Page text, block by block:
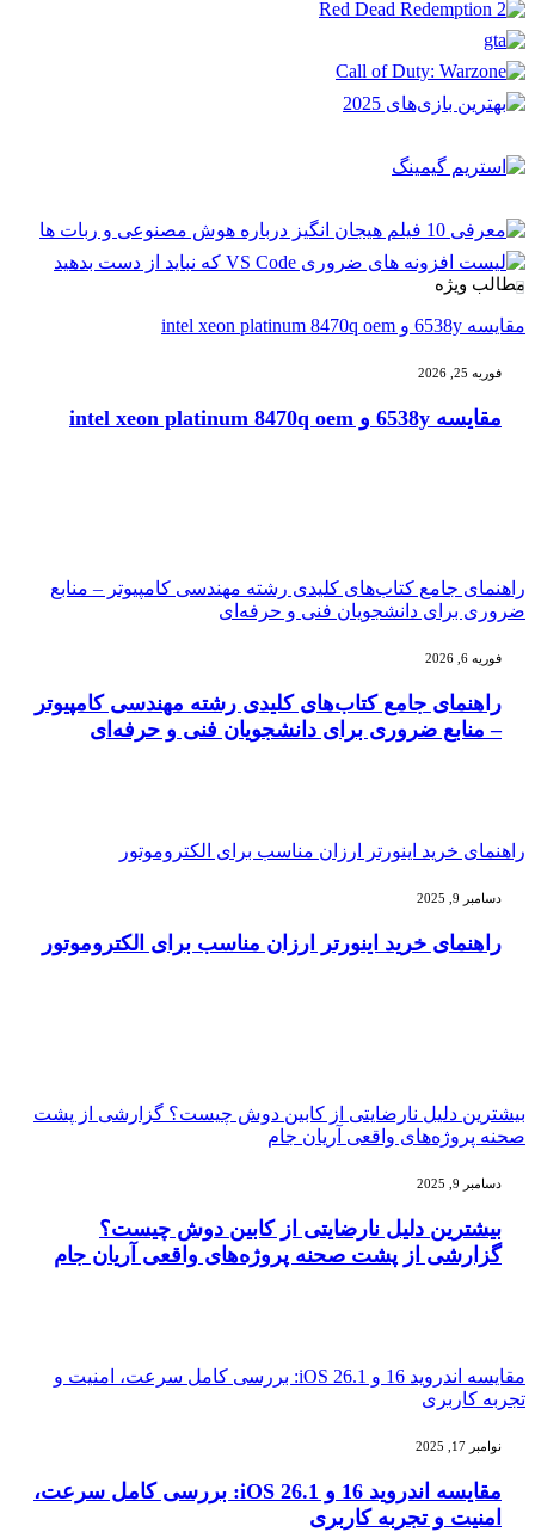
مطالب ویژه
مقایسه 6538y و intel xeon platinum 8470q oem
فوریه 25, 2026
مقایسه 6538y و intel xeon platinum 8470q oem
راهنمای جامع کتاب‌های کلیدی رشته مهندسی کامپیوتر – منابع
ضروری برای دانشجویان فنی و حرفه‌ای
فوریه 6, 2026
راهنمای جامع کتاب‌های کلیدی رشته مهندسی کامپیوتر
– منابع ضروری برای دانشجویان فنی و حرفه‌ای
راهنمای خرید اینورتر ارزان مناسب برای الکتروموتور
دسامبر 9, 2025
راهنمای خرید اینورتر ارزان مناسب برای الکتروموتور
بیشترین دلیل نارضایتی از کابین دوش چیست؟ گزارشی از پشت
صحنه پروژه‌های واقعی آریان جام
دسامبر 9, 2025
بیشترین دلیل نارضایتی از کابین دوش چیست؟
گزارشی از پشت صحنه پروژه‌های واقعی آریان جام
مقایسه اندروید 16 و iOS 26.1: بررسی کامل سرعت، امنیت و
تجربه کاربری
نوامبر 17, 2025
مقایسه اندروید 16 و iOS 26.1: بررسی کامل سرعت،
امنیت و تجربه کاربری